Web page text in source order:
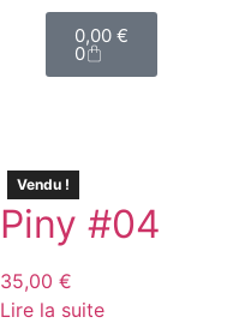
0,00€
0
Vendu !
Piny #04
35,00 €
Lire la suite